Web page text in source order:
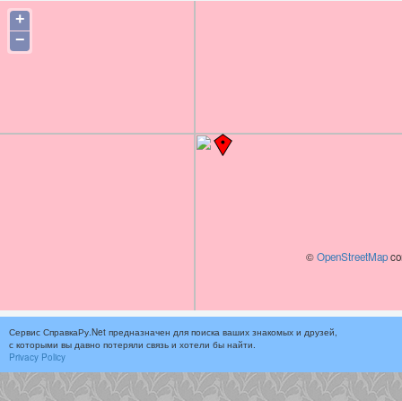
+
−
©OpenStreetMap
Сервис СправкаРу.Net предназначен для поиска ваших знакомых и друзей,
с которыми вы давно потеряли связь и хотели бы найти.
Privacy Policy